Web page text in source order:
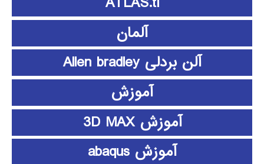
آلمان
آلن بردلی Allen bradley
آموزش
آموزش 3D MAX
آموزش abaqus